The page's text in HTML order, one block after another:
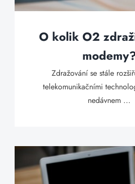
O kolik O2
Zdražování se stále
telekomunikačními
nedávnem ...